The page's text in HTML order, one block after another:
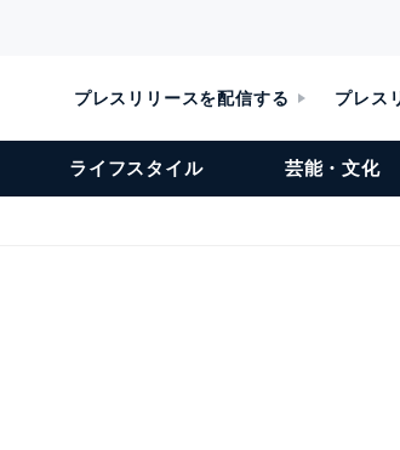
プレスリリースを配信する プレス
ライフスタイル 芸能・文化